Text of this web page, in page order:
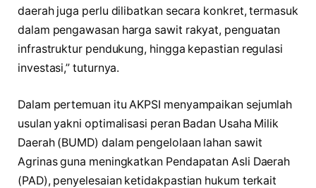
daerah juga perlu dilibatkan secara konkret, termasuk
dalam pengawasan harga sawit rakyat, penguatan
infrastruktur pendukung, hingga kepastian regulasi
investasi,” tuturnya.
Dalam pertemuan itu AKPSI menyampaikan sejumlah
usulan yakni optimalisasi peran Badan Usaha Milik
Daerah (BUMD) dalam pengelolaan lahan sawit
Agrinas guna meningkatkan Pendapatan Asli Daerah
(PAD), penyelesaian ketidakpastian hukum terkait